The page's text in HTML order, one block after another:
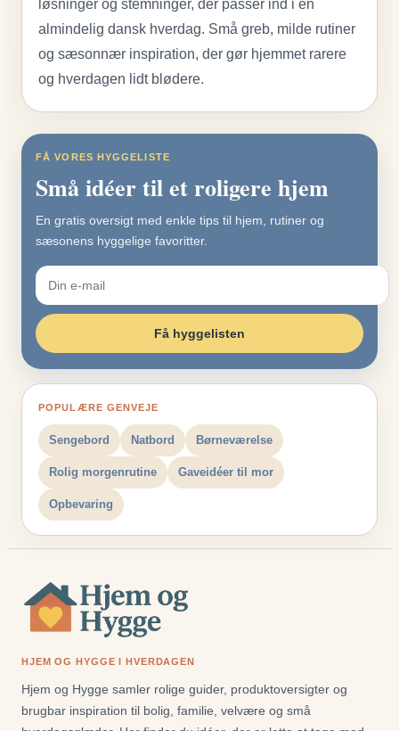
løsninger og stemninger, der passer ind i en
almindelig dansk hverdag. Små greb, milde rutiner
og sæsonnær inspiration, der gør hjemmet rarere
og hverdagen lidt blødere.
FÅ VORES HYGGELISTE
Små idéer til et roligere hjem
En gratis oversigt med enkle tips til hjem, rutiner og
sæsonens hyggelige favoritter.
Få hyggelisten
POPULÆRE GENVEJE
Sengebord Natbord Børneværelse
Rolig morgenrutine Gaveidéer til mor
Opbevaring
HJEM OG HYGGE I HVERDAGEN
Hjem og Hygge samler rolige guider, produktoversigter og
brugbar inspiration til bolig, familie, velvære og små